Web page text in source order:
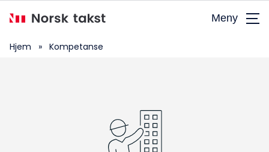
hovedinnhold
Meny
Hjem » Kompetanse